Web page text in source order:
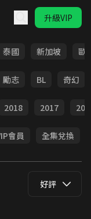
升級VIP
泰國 新加坡 歐
勵志 BL 奇幻
2018 2017
會員 全集兌換
好評